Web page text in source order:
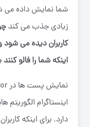
شما نمایش داده می
زیادی جذب می کند
کاربران دیده می
اینکه شما را فالو
دارد. برای اینکه